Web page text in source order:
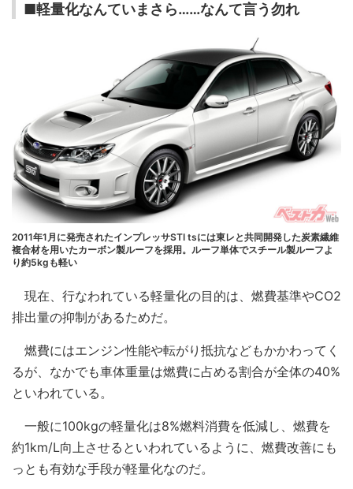
■軽量化なんていまさら……なんて言う勿れ
2011年1月に発売されたインプレッサSTI tsには東レと共同開発した炭素繊維
複合材を用いたカーボン製ルーフを採用。ルーフ単体でスチール製ルーフよ
り約5kgも軽い
現在、行なわれている軽量化の目的は、燃費基準やCO2
排出量の抑制があるためだ。
燃費にはエンジン性能や転がり抵抗などもかかわってく
るが、なかでも車体重量は燃費に占める割合が全体の40%
といわれている。
一般に100kgの軽量化は8%燃料消費を低減し、燃費を
約1km/L向上させるといわれているように、燃費改善にも
っとも有効な手段が軽量化なのだ。